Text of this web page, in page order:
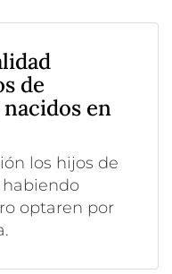
de
en
los hijos de
optaren por